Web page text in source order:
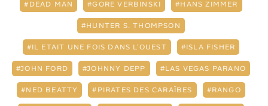
DEAD MAN GORE VERBINSKI HANS ZIMMER
HUNTER S. THOMPSON
IL ETAIT UNE FOIS DANS L'OUEST ISLA FISHER
JOHN FORD JOHNNY DEPP LAS VEGAS PARANO
NED BEATTY PIRATES DES CARAÏBES RANGO